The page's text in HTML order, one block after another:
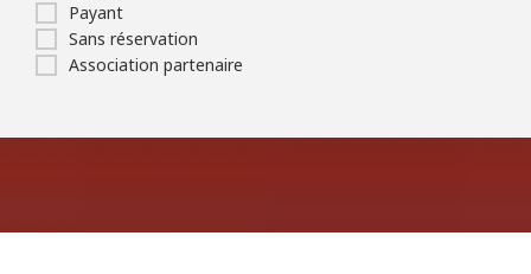
Payant
Sans réservation
Association partenaire